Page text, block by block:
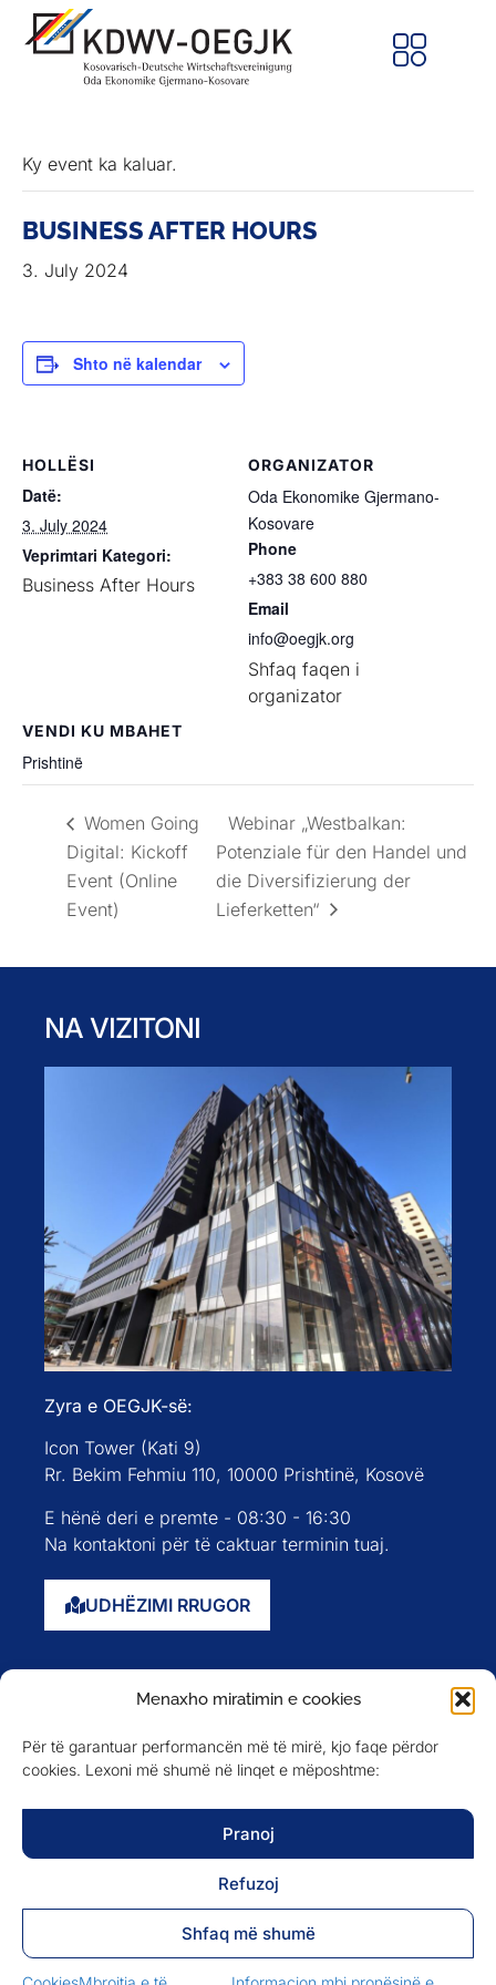
Menaxho miratimin e cookies
Për të garantuar performancën më të mirë, kjo faqe përdor
cookies. Lexoni më shumë në linqet e mëposhtme:
Pranoj
Refuzoj
Shfaq më shumë
Ky event ka kaluar.
BUSINESS AFTER HOURS
3. July 2024
Shto në kalendar
HOLLËSI
Datë:
3. July 2024
Veprimtari Kategori:
Business After Hours
VENDI KU MBAHET
Prishtinë
ORGANIZATOR
Oda Ekonomike Gjermano-
Kosovare
Phone
+383 38 600 880
Email
info@oegjk.org
Shfaq faqen i
organizator
Women Going
Digital: Kickoff
Event (Online
Event)
Webinar „Westbalkan:
Potenziale für den Handel und
die Diversifizierung der
Lieferketten“
NA VIZITONI
Zyra e OEGJK-së:
Icon Tower (Kati 9)
Rr. Bekim Fehmiu 110, 10000 Prishtinë, Kosovë
E hënë deri e premte - 08:30 - 16:30
Na kontaktoni për të caktuar terminin tuaj.
UDHËZIMI RRUGOR
Evente
Anëtarët
Newsletter